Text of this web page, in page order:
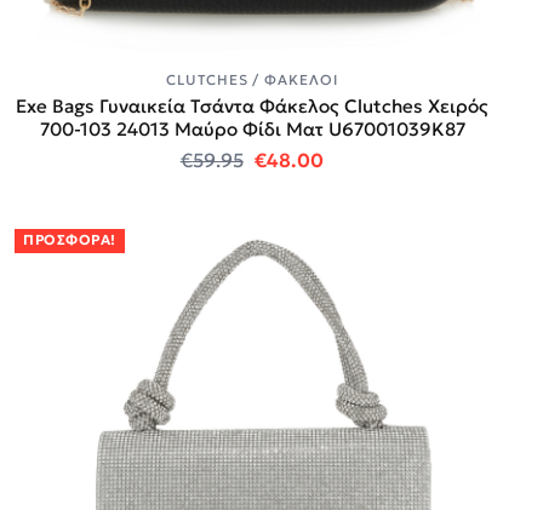
CLUTCHES / ΦΆΚΕΛΟΙ
Exe Bags Γυναικεία Τσάντα Φάκελος Clutches Χειρός
700-103 24013 Μαύρο Φίδι Ματ U67001039K87
€59.95 Original price was: €59.95.
€48.00Η τρέχουσα τιμή
ΠΡΟΣΦΟΡΆ!